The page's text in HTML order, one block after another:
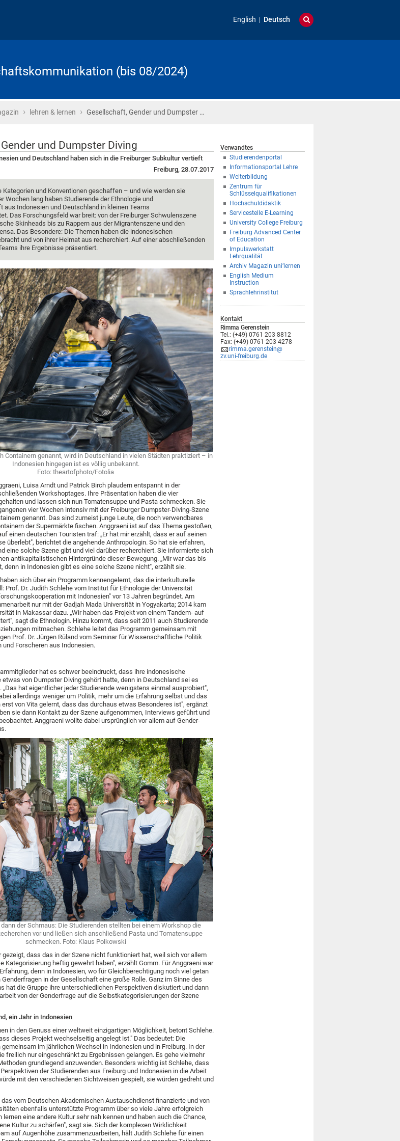
English Deutsch
(bis 08/2024)
› lehren & lernen › Gesellschaft, Gender und Dumpster …
und Dumpster Diving
und Deutschland haben sich in die Freiburger Subkultur vertieft
Freiburg, 28.07.2017
Kategorien und Konventionen geschaffen – und wie werden sie
Wochen lang haben Studierende der Ethnologie und
aus Indonesien und Deutschland in kleinen Teams
Das Forschungsfeld war breit: von der Freiburger Schwulenszene
Skinheads bis zu Rappern aus der Migrantenszene und den
Das Besondere: Die Themen haben die indonesischen
und von ihrer Heimat aus recherchiert. Auf einer abschließenden
ihre Ergebnisse präsentiert.
Containern genannt, wird in Deutschland in vielen Städten praktiziert – in
Indonesien hingegen ist es völlig unbekannt.
Foto: theartofphoto/Fotolia
Luisa Arndt und Patrick Birch plaudern entspannt in der
Workshoptages. Ihre Präsentation haben die vier
und lassen sich nun Tomatensuppe und Pasta schmecken. Sie
vier Wochen intensiv mit der Freiburger Dumpster-Diving-Szene
genannt. Das sind zumeist junge Leute, die noch verwendbares
der Supermärkte fischen. Anggraeni ist auf das Thema gestoßen,
einen deutschen Touristen traf: „Er hat mir erzählt, dass er auf seinen
überlebt", berichtet die angehende Anthropologin. So hat sie erfahren,
eine solche Szene gibt und viel darüber recherchiert. Sie informierte sich
antikapitalistischen Hintergründe dieser Bewegung. „Mir war das bis
denn in Indonesien gibt es eine solche Szene nicht", erzählt sie.
sich über ein Programm kennengelernt, das die interkulturelle
Prof. Dr. Judith Schlehe vom Institut für Ethnologie der Universität
mit Indonesien" vor 13 Jahren begründet. Am
nur mit der Gadjah Mada Universität in Yogyakarta; 2014 kam
in Makassar dazu. „Wir haben das Projekt von einem Tandem- auf
sagt die Ethnologin. Hinzu kommt, dass seit 2011 auch Studierende
mitmachen. Schlehe leitet das Programm gemeinsam mit
Prof. Dr. Jürgen Rüland vom Seminar für Wissenschaftliche Politik
und Forscheren aus Indonesien.
hat es schwer beeindruckt, dass ihre indonesische
etwas von Dumpster Diving gehört hatte, denn in Deutschland sei es
hat eigentlicher jeder Studierende wenigstens einmal ausprobiert",
allerdings weniger um Politik, mehr um die Erfahrung selbst und das
erst von Vita gelernt, dass das durchaus etwas Besonderes ist", ergänzt
sie dann Kontakt zu der Szene aufgenommen, Interviews geführt und
Anggraeni wollte dabei ursprünglich vor allem auf Gender-
der Schmaus: Die Studierenden stellten bei einem Workshop die
vor und ließen sich anschließend Pasta und Tomatensuppe
schmecken. Foto: Klaus Polkowski
gezeigt, dass das in der Szene nicht funktioniert hat, weil sich vor allem
Kategorisierung heftig gewehrt haben", erzählt Gomm. Für Anggraeni war
denn in Indonesien, wo für Gleichberechtigung noch viel getan
in der Gesellschaft eine große Rolle. Ganz im Sinne des
hat die Gruppe ihre unterschiedlichen Perspektiven diskutiert und dann
von der Genderfrage auf die Selbstkategorisierungen der Szene
ein Jahr in Indonesien
in den Genuss einer weltweit einzigartigen Möglichkeit, betont Schlehe.
dieses Projekt wechselseitig angelegt ist." Das bedeutet: Die
im jährlichen Wechsel in Indonesien und in Freiburg. In der
freilich nur eingeschränkt zu Ergebnissen gelangen. Es gehe vielmehr
grundlegend anzuwenden. Besonders wichtig ist Schlehe, dass
der Studierenden aus Freiburg und Indonesien in die Arbeit
mit den verschiedenen Sichtweisen gespielt, sie würden gedreht und
vom Deutschen Akademischen Austauschdienst finanzierte und von
ebenfalls unterstützte Programm über so viele Jahre erfolgreich
lernen eine andere Kultur sehr nah kennen und haben auch die Chance,
Kultur zu schärfen", sagt sie. Sich der komplexen Wirklichkeit
auf Augenhöhe zusammenzuarbeiten, hält Judith Schlehe für einen
Verwandtes
Studierendenportal
Informationsportal Lehre
Weiterbildung
Zentrum für
Schlüsselqualifikationen
Hochschuldidaktik
Servicestelle E-Learning
University College Freiburg
Freiburg Advanced Center
of Education
Impulswerkstatt
Lehrqualität
Archiv Magazin uni’lernen
English Medium
Instruction
Sprachlehrinstitut
Kontakt
Rimma Gerenstein
Tel.: (+49) 0761 203 8812
Fax: (+49) 0761 203 4278
rimma.gerenstein@
zv.uni-freiburg.de